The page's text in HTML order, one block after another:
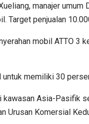
manajer
penjualan
mobil
memiliki 30
Asia-Pasifik
Urusan Komersial